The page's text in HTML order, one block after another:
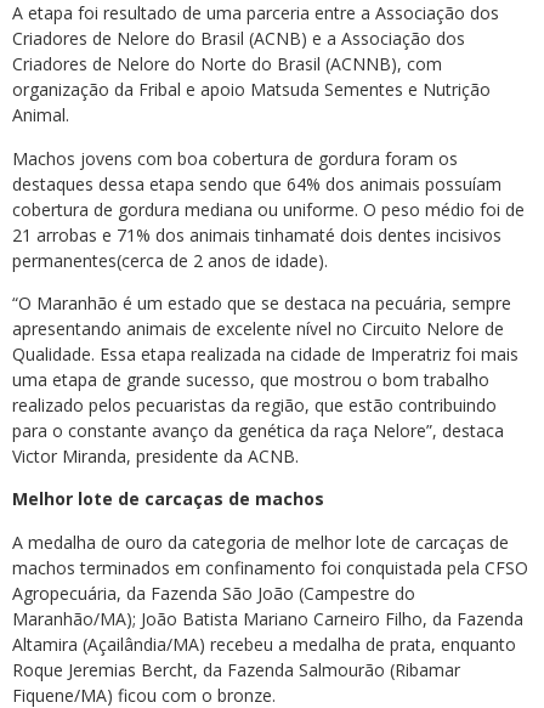
A etapa foi resultado de uma parceria entre a Associação dos
Criadores de Nelore do Brasil (ACNB) e a Associação dos
Criadores de Nelore do Norte do Brasil (ACNNB), com
organização da Fribal e apoio Matsuda Sementes e Nutrição
Animal.
Machos jovens com boa cobertura de gordura foram os
destaques dessa etapa sendo que 64% dos animais possuíam
cobertura de gordura mediana ou uniforme. O peso médio foi de
21 arrobas e 71% dos animais tinhamaté dois dentes incisivos
permanentes(cerca de 2 anos de idade).
“O Maranhão é um estado que se destaca na pecuária, sempre
apresentando animais de excelente nível no Circuito Nelore de
Qualidade. Essa etapa realizada na cidade de Imperatriz foi mais
uma etapa de grande sucesso, que mostrou o bom trabalho
realizado pelos pecuaristas da região, que estão contribuindo
para o constante avanço da genética da raça Nelore”, destaca
Victor Miranda, presidente da ACNB.
Melhor lote de carcaças de machos
A medalha de ouro da categoria de melhor lote de carcaças de
machos terminados em confinamento foi conquistada pela CFSO
Agropecuária, da Fazenda São João (Campestre do
Maranhão/MA); João Batista Mariano Carneiro Filho, da Fazenda
Altamira (Açailândia/MA) recebeu a medalha de prata, enquanto
Roque Jeremias Bercht, da Fazenda Salmourão (Ribamar
Fiquene/MA) ficou com o bronze.